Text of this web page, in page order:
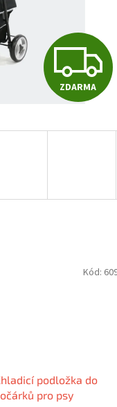
Z
D
ZDARMA
podložka do
pro psy
Kód: